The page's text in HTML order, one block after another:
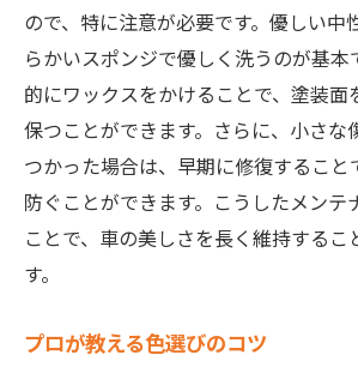
ので、特に注意が必要です。優しい中
らかいスポンジで優しく洗うのが基本
的にワックスをかけることで、塗装面
保つことができます。さらに、小さな
つかった場合は、早期に修復すること
防ぐことができます。こうしたメンテ
ことで、車の美しさを長く維持するこ
す。
プロが教える色選びのコツ